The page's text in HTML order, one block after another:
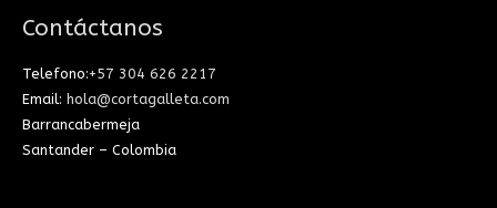
Contáctanos
Telefono:+57 304 626 2217
Email: hola@cortagalleta.com
Barrancabermeja
Santander – Colombia